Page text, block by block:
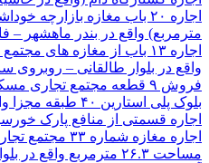
مترمربع) واقع در بندر ماهشهر – فاز ۳ روبروی مسجد ۱۴
اجاره ۱۳ باب از مغازه های
واقع در بلوار طالقانی – روبروی
فروش ۹ قطعه مجتمع
بلوک پلی استارین ۴۰ طبقه مجزا واقع در بندرماهشهر- انتهای فاز ۳
اجاره قسمتی از منافع پارک
اجاره مغازه
مساحت ۲۶.۳ مترمربع